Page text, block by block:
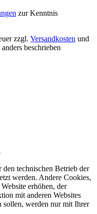
zur Kenntnis
zzgl. Versandkosten und
beschrieben
technischen Betrieb der
werden. Andere Cookies,
erhöhen, der
mit anderen Websites
sollen, werden nur mit Ihrer